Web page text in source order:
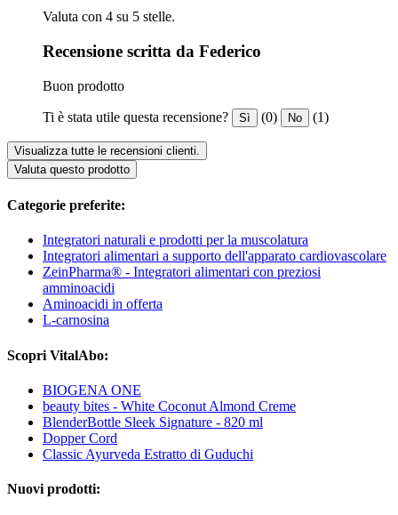
Valuta con 4 su 5 stelle.
Recensione scritta da Federico
Buon prodotto
Ti è stata utile questa recensione? Sì (0) No (1)
Visualizza tutte le recensioni clienti.
Valuta questo prodotto
Categorie preferite:
Integratori naturali e prodotti per la muscolatura
Integratori alimentari a supporto dell'apparato cardiovascolare
ZeinPharma® - Integratori alimentari con preziosi
amminoacidi
Aminoacidi in offerta
L-carnosina
Scopri VitalAbo:
BIOGENA ONE
beauty bites - White Coconut Almond Creme
BlenderBottle Sleek Signature - 820 ml
Dopper Cord
Classic Ayurveda Estratto di Guduchi
Nuovi prodotti: